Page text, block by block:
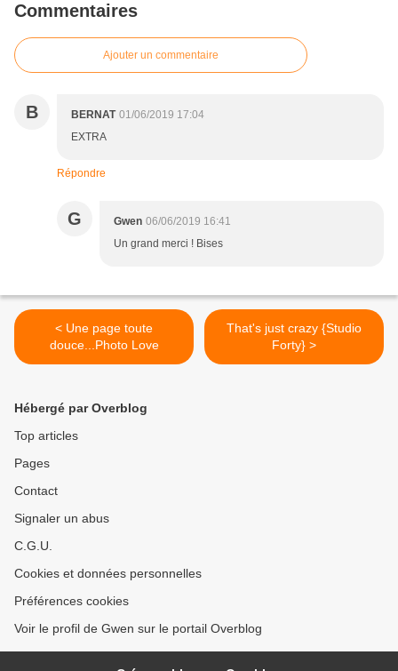
Commentaires
Ajouter un commentaire
B BERNAT 01/06/2019 17:04
EXTRA
Répondre
G Gwen 06/06/2019 16:41
Un grand merci ! Bises
< Une page toute
douce...Photo Love
That's just crazy {Studio
Forty} >
Hébergé par Overblog
Top articles
Pages
Contact
Signaler un abus
C.G.U.
Cookies et données personnelles
Préférences cookies
Voir le profil de Gwen sur le portail Overblog